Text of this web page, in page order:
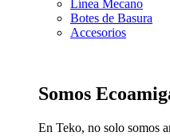
Línea Mecano
Botes de Basura
Accesorios
Somos
En Teko, no solo somos